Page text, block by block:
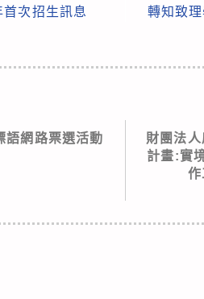
次招生訊息
轉知致
語網路票選活動
財團法
計畫:實
作